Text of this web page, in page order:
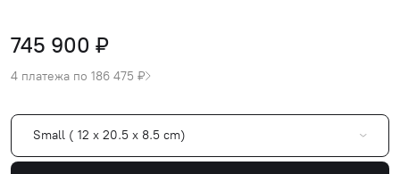
745 900 ₽
4 платежа по 186 475 ₽
Small ( 12 x 20.5 x 8.5 cm)